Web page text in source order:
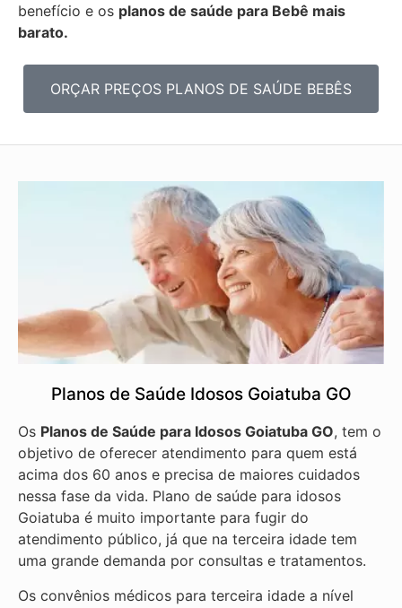
benefício e os planos de saúde para Bebê mais
barato.
ORÇAR PREÇOS PLANOS DE SAÚDE BEBÊS
Planos de Saúde Idosos Goiatuba GO
Os Planos de Saúde para Idosos Goiatuba GO, tem o
objetivo de oferecer atendimento para quem está
acima dos 60 anos e precisa de maiores cuidados
nessa fase da vida. Plano de saúde para idosos
Goiatuba é muito importante para fugir do
atendimento público, já que na terceira idade tem
uma grande demanda por consultas e tratamentos.
Os convênios médicos para terceira idade a nível